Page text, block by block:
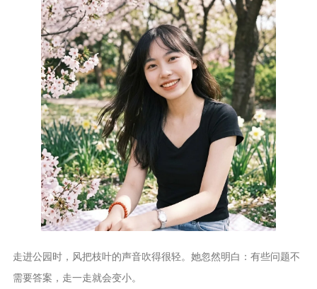
走进公园时，风把枝叶的声音吹得很轻。她忽然明白：有些问题不
需要答案，走一走就会变小。